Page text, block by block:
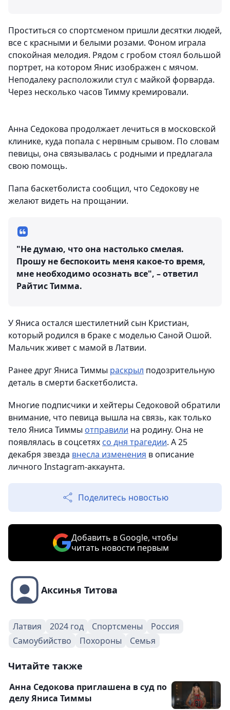
Проститься со спортсменом пришли десятки людей,
все с красными и белыми розами. Фоном играла
спокойная мелодия. Рядом с гробом стоял большой
портрет, на котором Янис изображен с мячом.
Неподалеку расположили стул с майкой форварда.
Через несколько часов Тимму кремировали.
Анна Седокова продолжает лечиться в московской
клинике, куда попала с нервным срывом. По словам
певицы, она связывалась с родными и предлагала
свою помощь.
Папа баскетболиста сообщил, что Седокову не
желают видеть на прощании.
"Не думаю, что она настолько смелая.
Прошу не беспокоить меня какое-то время,
мне необходимо осознать все", – ответил
Райтис Тимма.
У Яниса остался шестилетний сын Кристиан,
который родился в браке с моделью Саной Ошой.
Мальчик живет с мамой в Латвии.
Ранее друг Яниса Тиммы раскрыл подозрительную
деталь в смерти баскетболиста.
Многие подписчики и хейтеры Седоковой обратили
внимание, что певица вышла на связь, как только
тело Яниса Тиммы отправили на родину. Она не
появлялась в соцсетях со дня трагедии. А 25
декабря звезда внесла изменения в описание
личного Instagram-аккаунта.
Поделитесь новостью
Добавить в Google, чтобы
читать новости первым
Аксинья Титова
Латвия 2024 год Спортсмены
Россия
Самоубийство
Похороны Семья
Читайте также
Анна Седокова приглашена в суд по
делу Яниса Тиммы